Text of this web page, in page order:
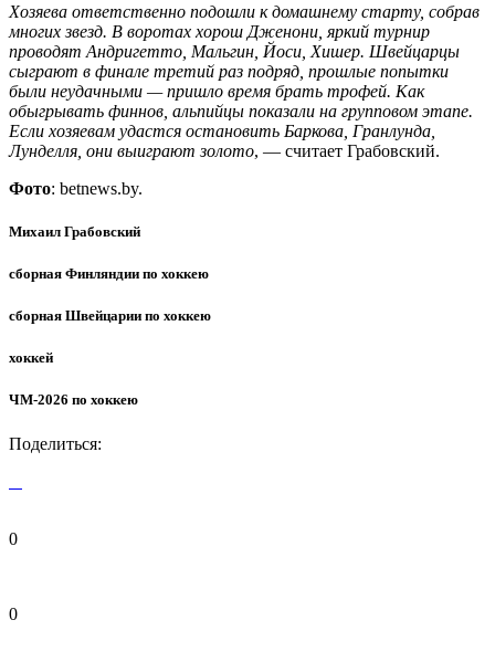
Хозяева ответственно подошли к домашнему старту, собрав
многих звезд. В воротах хорош Дженони, яркий турнир
проводят Андригетто, Мальгин, Йоси, Хишер. Швейцарцы
сыграют в финале третий раз подряд, прошлые попытки
были неудачными — пришло время брать трофей. Как
обыгрывать финнов, альпийцы показали на групповом этапе.
Если хозяевам удастся остановить Баркова, Гранлунда,
Лунделля, они выиграют золото, — считает Грабовский.
Фото: betnews.by.
Михаил Грабовский
сборная Финляндии по хоккею
сборная Швейцарии по хоккею
хоккей
ЧМ-2026 по хоккею
Поделиться:
0
0